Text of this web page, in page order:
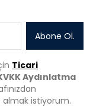
Abone Ol.
Ticari
Aydınlatma
istiyorum.